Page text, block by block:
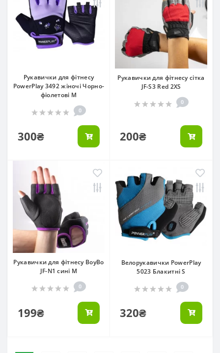
Рукавички для фітнесу
PowerPlay 3492 жіночі Чорно-
фіолетові M
0
300₴
Рукавички для фітнесу сітка
JF-S3 Red 2XS
0
200₴
Рукавички для фітнесу BoyBo
JF-N1 сині M
0
199₴
Велорукавички PowerPlay
5023 Блакитні S
0
320₴